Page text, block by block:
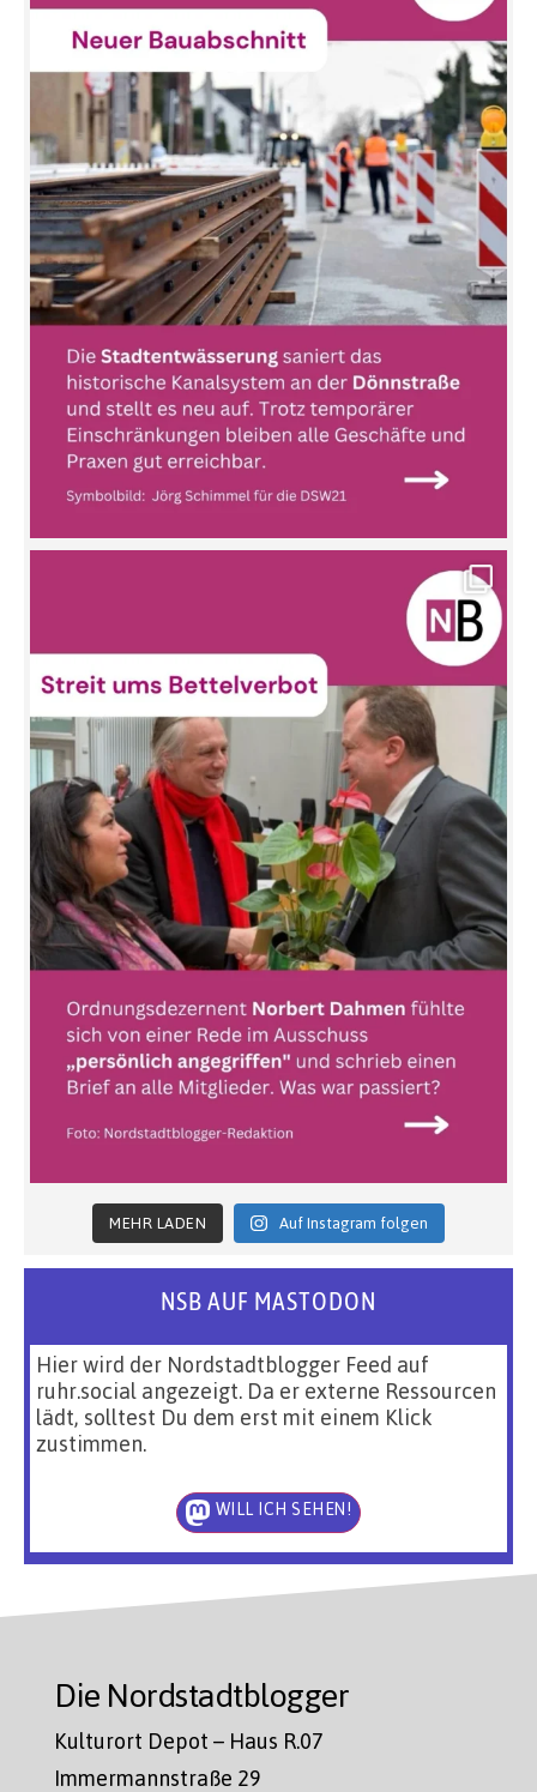
MEHR LADEN Auf Instagram folgen
NSB AUF MASTODON
Hier wird der Nordstadtblogger Feed auf
ruhr.social angezeigt. Da er externe Ressourcen
lädt, solltest Du dem erst mit einem Klick
zustimmen.
WILL ICH SEHEN!
Die Nordstadtblogger
Kulturort Depot – Haus R.07
Immermannstraße 29